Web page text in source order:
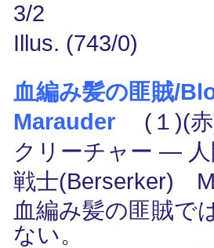
3/2
Illus. (743/0)
血編み髪の匪賊/
Marauder (１)(
クリーチャー ―
戦士(Berserker)
血編み髪の匪賊で
ない。